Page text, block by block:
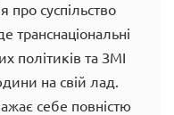
про суспільство
транснаціональні
політиків та ЗМІ
на свій лад.
себе повністю